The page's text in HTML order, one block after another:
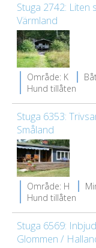
Stuga 2742: Liten
Värmland
Område: K
Hund tillåten
Stuga 6353:
Småland
Område: H
Hund tillåten
Stuga 6569:
Glommen /